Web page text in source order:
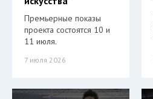
Премьерные показы
проекта состоятся 10 и
11 июля.
7 июля 2026